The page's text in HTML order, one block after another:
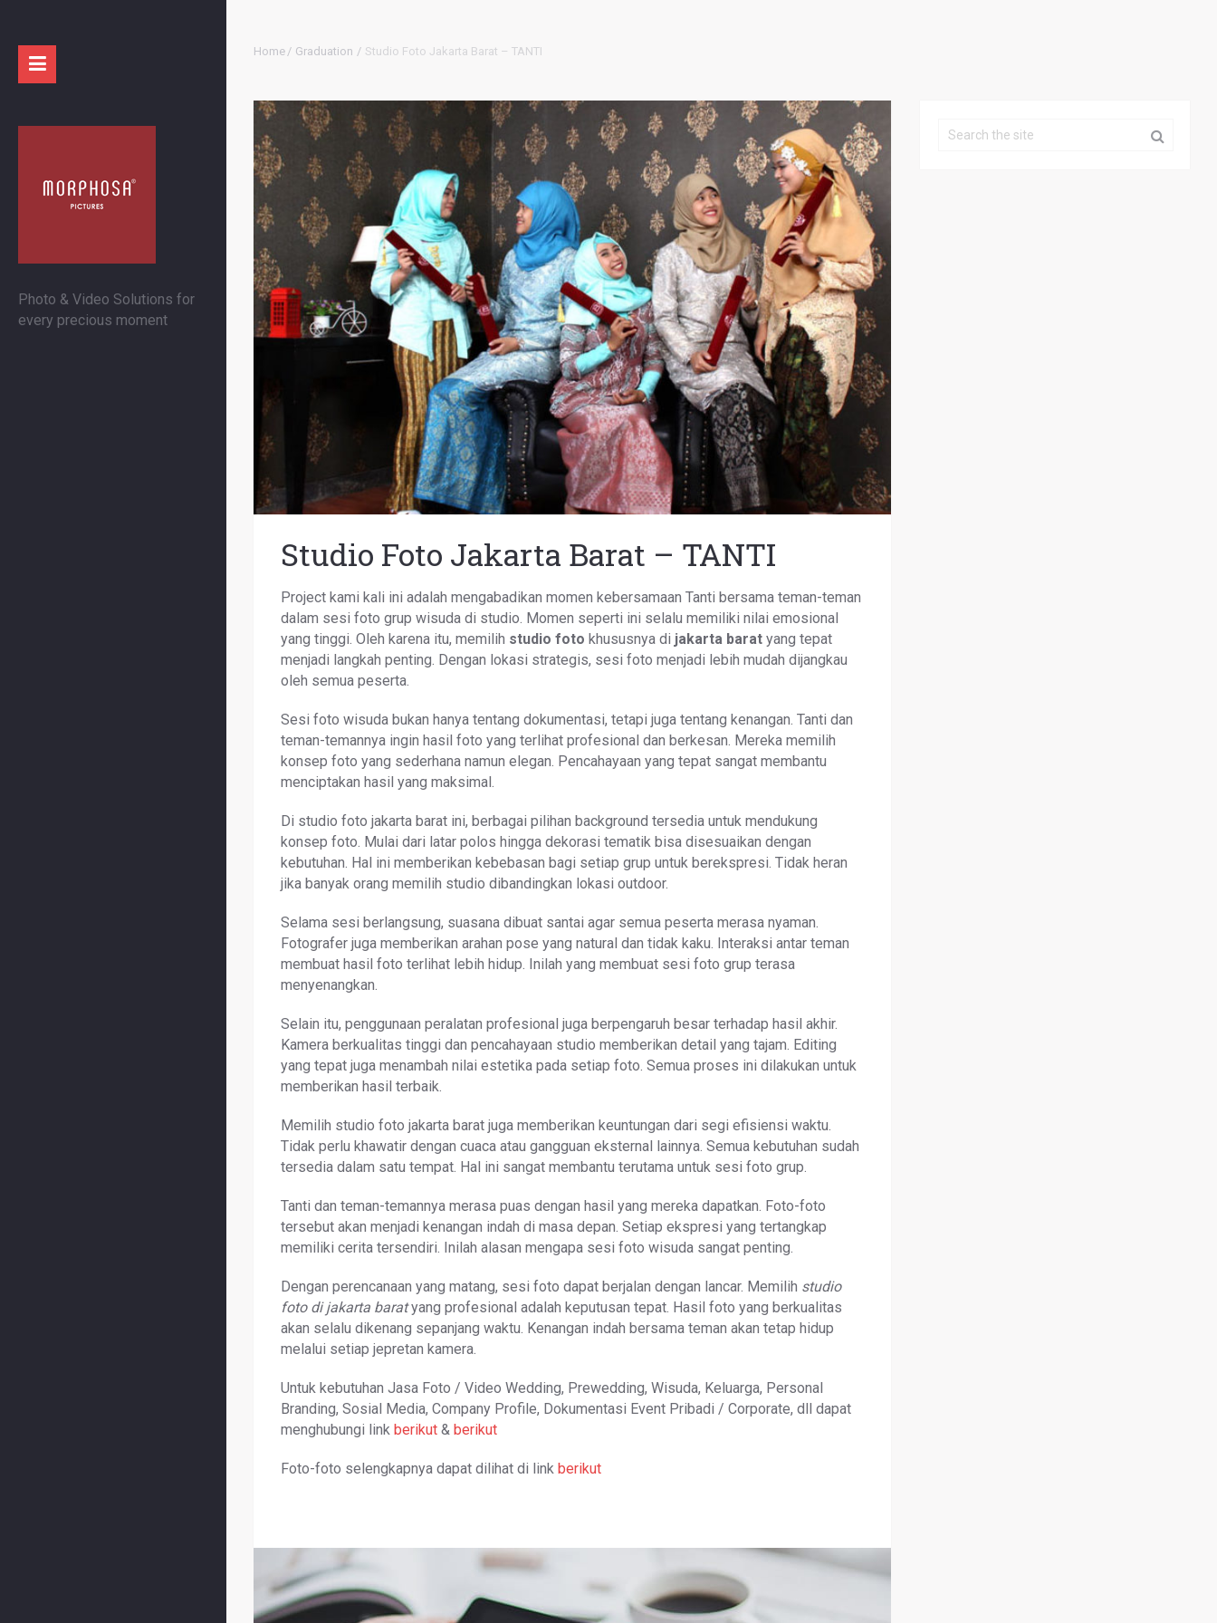
Photo & Video Solutions for
every precious moment
Home / Graduation / Studio Foto Jakarta Barat – TANTI
Studio Foto Jakarta Barat – TANTI
Project kami kali ini adalah mengabadikan momen kebersamaan Tanti bersama teman-teman
dalam sesi foto grup wisuda di studio. Momen seperti ini selalu memiliki nilai emosional
yang tinggi. Oleh karena itu, memilih studio foto khususnya di jakarta barat yang tepat
menjadi langkah penting. Dengan lokasi strategis, sesi foto menjadi lebih mudah dijangkau
oleh semua peserta.
Sesi foto wisuda bukan hanya tentang dokumentasi, tetapi juga tentang kenangan. Tanti dan
teman-temannya ingin hasil foto yang terlihat profesional dan berkesan. Mereka memilih
konsep foto yang sederhana namun elegan. Pencahayaan yang tepat sangat membantu
menciptakan hasil yang maksimal.
Di studio foto jakarta barat ini, berbagai pilihan background tersedia untuk mendukung
konsep foto. Mulai dari latar polos hingga dekorasi tematik bisa disesuaikan dengan
kebutuhan. Hal ini memberikan kebebasan bagi setiap grup untuk berekspresi. Tidak heran
jika banyak orang memilih studio dibandingkan lokasi outdoor.
Selama sesi berlangsung, suasana dibuat santai agar semua peserta merasa nyaman.
Fotografer juga memberikan arahan pose yang natural dan tidak kaku. Interaksi antar teman
membuat hasil foto terlihat lebih hidup. Inilah yang membuat sesi foto grup terasa
menyenangkan.
Selain itu, penggunaan peralatan profesional juga berpengaruh besar terhadap hasil akhir.
Kamera berkualitas tinggi dan pencahayaan studio memberikan detail yang tajam. Editing
yang tepat juga menambah nilai estetika pada setiap foto. Semua proses ini dilakukan untuk
memberikan hasil terbaik.
Memilih studio foto jakarta barat juga memberikan keuntungan dari segi efisiensi waktu.
Tidak perlu khawatir dengan cuaca atau gangguan eksternal lainnya. Semua kebutuhan sudah
tersedia dalam satu tempat. Hal ini sangat membantu terutama untuk sesi foto grup.
Tanti dan teman-temannya merasa puas dengan hasil yang mereka dapatkan. Foto-foto
tersebut akan menjadi kenangan indah di masa depan. Setiap ekspresi yang tertangkap
memiliki cerita tersendiri. Inilah alasan mengapa sesi foto wisuda sangat penting.
Dengan perencanaan yang matang, sesi foto dapat berjalan dengan lancar. Memilih studio
foto di jakarta baratyang profesional adalah keputusan tepat. Hasil foto yang berkualitas
akan selalu dikenang sepanjang waktu. Kenangan indah bersama teman akan tetap hidup
melalui setiap jepretan kamera.
Untuk kebutuhan Jasa Foto / Video Wedding, Prewedding, Wisuda, Keluarga, Personal
Branding, Sosial Media, Company Profile, Dokumentasi Event Pribadi / Corporate, dll dapat
menghubungi link berikut & berikut
Foto-foto selengkapnya dapat dilihat di link berikut